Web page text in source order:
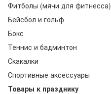
Фитболы (мячи для фитнесса)
Бейсбол и гольф
Бокс
Теннис и бадминтон
Скакалки
Спортивные аксессуары
Товары к празднику